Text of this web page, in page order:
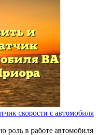
скорости с автомобиля
роль в работе автомобиля